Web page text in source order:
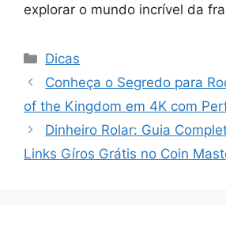
explorar o mundo incrível da
Categorias
Dicas
Conheça o Segredo para
of the Kingdom em 4K com
Dinheiro Rolar: Guia
Links Gíros Grátis no Coin